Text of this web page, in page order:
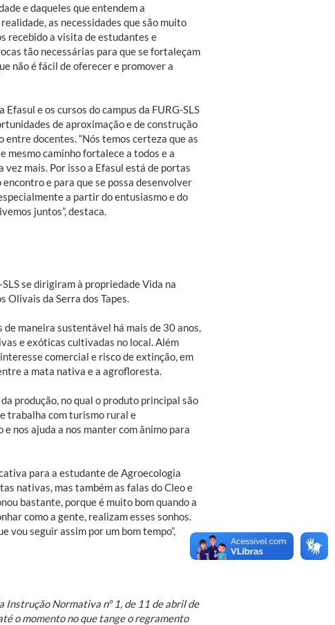
e daqueles que entendem a
as necessidades que são muito
recebido a visita de estudantes e
tão necessárias para que se fortaleçam
não é fácil de oferecer e promover a
e os cursos do campus da FURG-SLS
de aproximação e de construção
docentes. “Nós temos certeza que as
mesmo caminho fortalece a todos e a
mais. Por isso a Efasul está de portas
e para que se possa desenvolver
a partir do entusiasmo e do
juntos”, destaca.
se dirigiram à propriedade Vida na
da Serra dos Tapes.
maneira sustentável há mais de 30 anos,
e exóticas cultivadas no local. Além
comercial e risco de extinção, em
a mata nativa e a agrofloresta.
produção, no qual o produto principal são
trabalha com turismo rural e
nos ajuda a nos manter com ânimo para
para a estudante de Agroecologia
nativas, mas também as falas do Cleo e
bastante, porque é muito bom quando a
como a gente, realizam esses sonhos.
seguir assim por um bom tempo”,
Instrução Normativa nº 1, de 11 de abril de
o momento no que tange o regramento